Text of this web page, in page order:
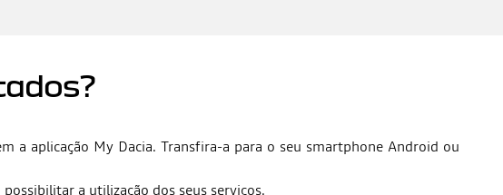
a aplicação My Dacia. Transfira-a para o seu smartphone Android ou
a utilização dos seus serviços.